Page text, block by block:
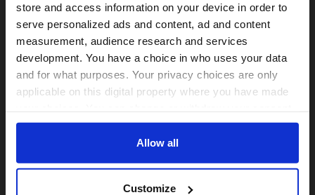
store and access information on your device in order to
serve personalized ads and content, ad and content
measurement, audience research and services
development. You have a choice in who uses your data
and for what purposes. Your privacy choices are only
applicable on this digital property where you have made
any time from the Cookie Declaration or by clicking on
Allow all
Customize
Treppenlifte unverbindlich
vergleichen
Wir informieren zu Arten und Preisen
Mit einer Anfrage bis zu 3 Angebote
vergleichen
Bis zu 30 % sparen und 4.000 €
Zuschuss sichern
24h-Betreuungskraft
gesucht?
Über 800 Anbieter
JETZT VERGLEICHEN